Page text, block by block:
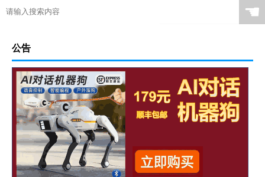
☚
公告